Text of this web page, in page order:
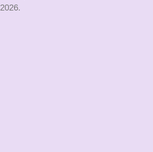
2026.